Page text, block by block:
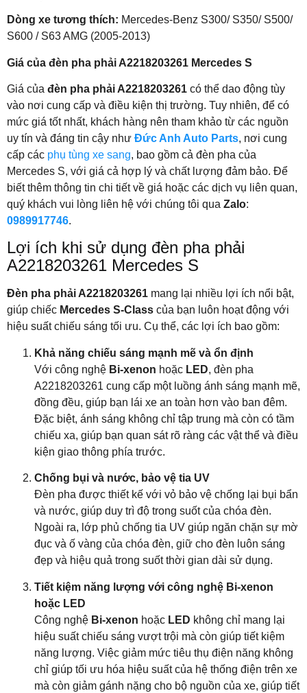
Dòng xe tương thích: Mercedes-Benz S300/ S350/ S500/
S600 / S63 AMG (2005-2013)
Giá của đèn pha phải A2218203261 Mercedes S
Giá của đèn pha phải A2218203261 có thể dao động tùy
vào nơi cung cấp và điều kiện thị trường. Tuy nhiên, để có
mức giá tốt nhất, khách hàng nên tham khảo từ các nguồn
uy tín và đáng tin cậy như Đức Anh Auto Parts, nơi cung
cấp các phụ tùng xe sang, bao gồm cả đèn pha của
Mercedes S, với giá cả hợp lý và chất lượng đảm bảo. Để
biết thêm thông tin chi tiết về giá hoặc các dịch vụ liên quan,
quý khách vui lòng liên hệ với chúng tôi qua Zalo:
0989917746.
Lợi ích khi sử dụng đèn pha phải
A2218203261 Mercedes S
Đèn pha phải A2218203261 mang lại nhiều lợi ích nổi bật,
giúp chiếc Mercedes S-Class của bạn luôn hoạt động với
hiệu suất chiếu sáng tối ưu. Cụ thể, các lợi ích bao gồm:
Khả năng chiếu sáng mạnh mẽ và ổn định
Với công nghệ Bi-xenon hoặc LED, đèn pha
A2218203261 cung cấp một luồng ánh sáng mạnh mẽ,
đồng đều, giúp bạn lái xe an toàn hơn vào ban đêm.
Đặc biệt, ánh sáng không chỉ tập trung mà còn có tầm
chiếu xa, giúp bạn quan sát rõ ràng các vật thể và điều
kiện giao thông phía trước.
Chống bụi và nước, bảo vệ tia UV
Đèn pha được thiết kế với vỏ bảo vệ chống lại bụi bẩn
và nước, giúp duy trì độ trong suốt của chóa đèn.
Ngoài ra, lớp phủ chống tia UV giúp ngăn chặn sự mờ
đục và ố vàng của chóa đèn, giữ cho đèn luôn sáng
đẹp và hiệu quả trong suốt thời gian dài sử dụng.
Tiết kiệm năng lượng với công nghệ Bi-xenon
hoặc LED
Công nghệ Bi-xenon hoặc LED không chỉ mang lại
hiệu suất chiếu sáng vượt trội mà còn giúp tiết kiệm
năng lượng. Việc giảm mức tiêu thụ điện năng không
chỉ giúp tối ưu hóa hiệu suất của hệ thống điện trên xe
mà còn giảm gánh nặng cho bộ nguồn của xe, giúp tiết